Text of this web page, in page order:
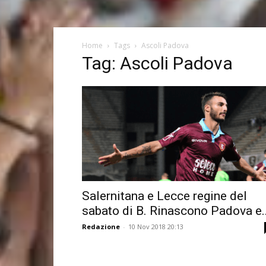
Home Tags Ascoli Padova
Tag: Ascoli Padova
Salernitana e Lecce regine del
sabato di B. Rinascono Padova
Redazione - 10 Nov 2018 20:13